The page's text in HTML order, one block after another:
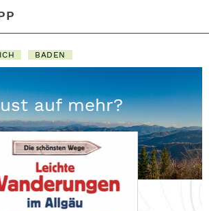
BADEN
auf mehr?